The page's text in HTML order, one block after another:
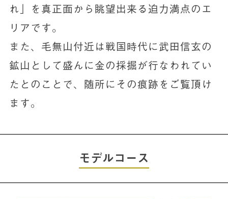
れ」を真正面から眺望出来る迫力満点のエ
リアです。
また、毛無山付近は戦国時代に武田信玄の
鉱山として盛んに金の採掘が行なわれてい
たとのことで、随所にその痕跡をご覧頂け
ます。
モデルコース